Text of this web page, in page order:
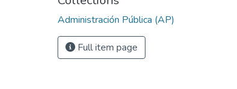
Administración Pública (AP)
Full item page